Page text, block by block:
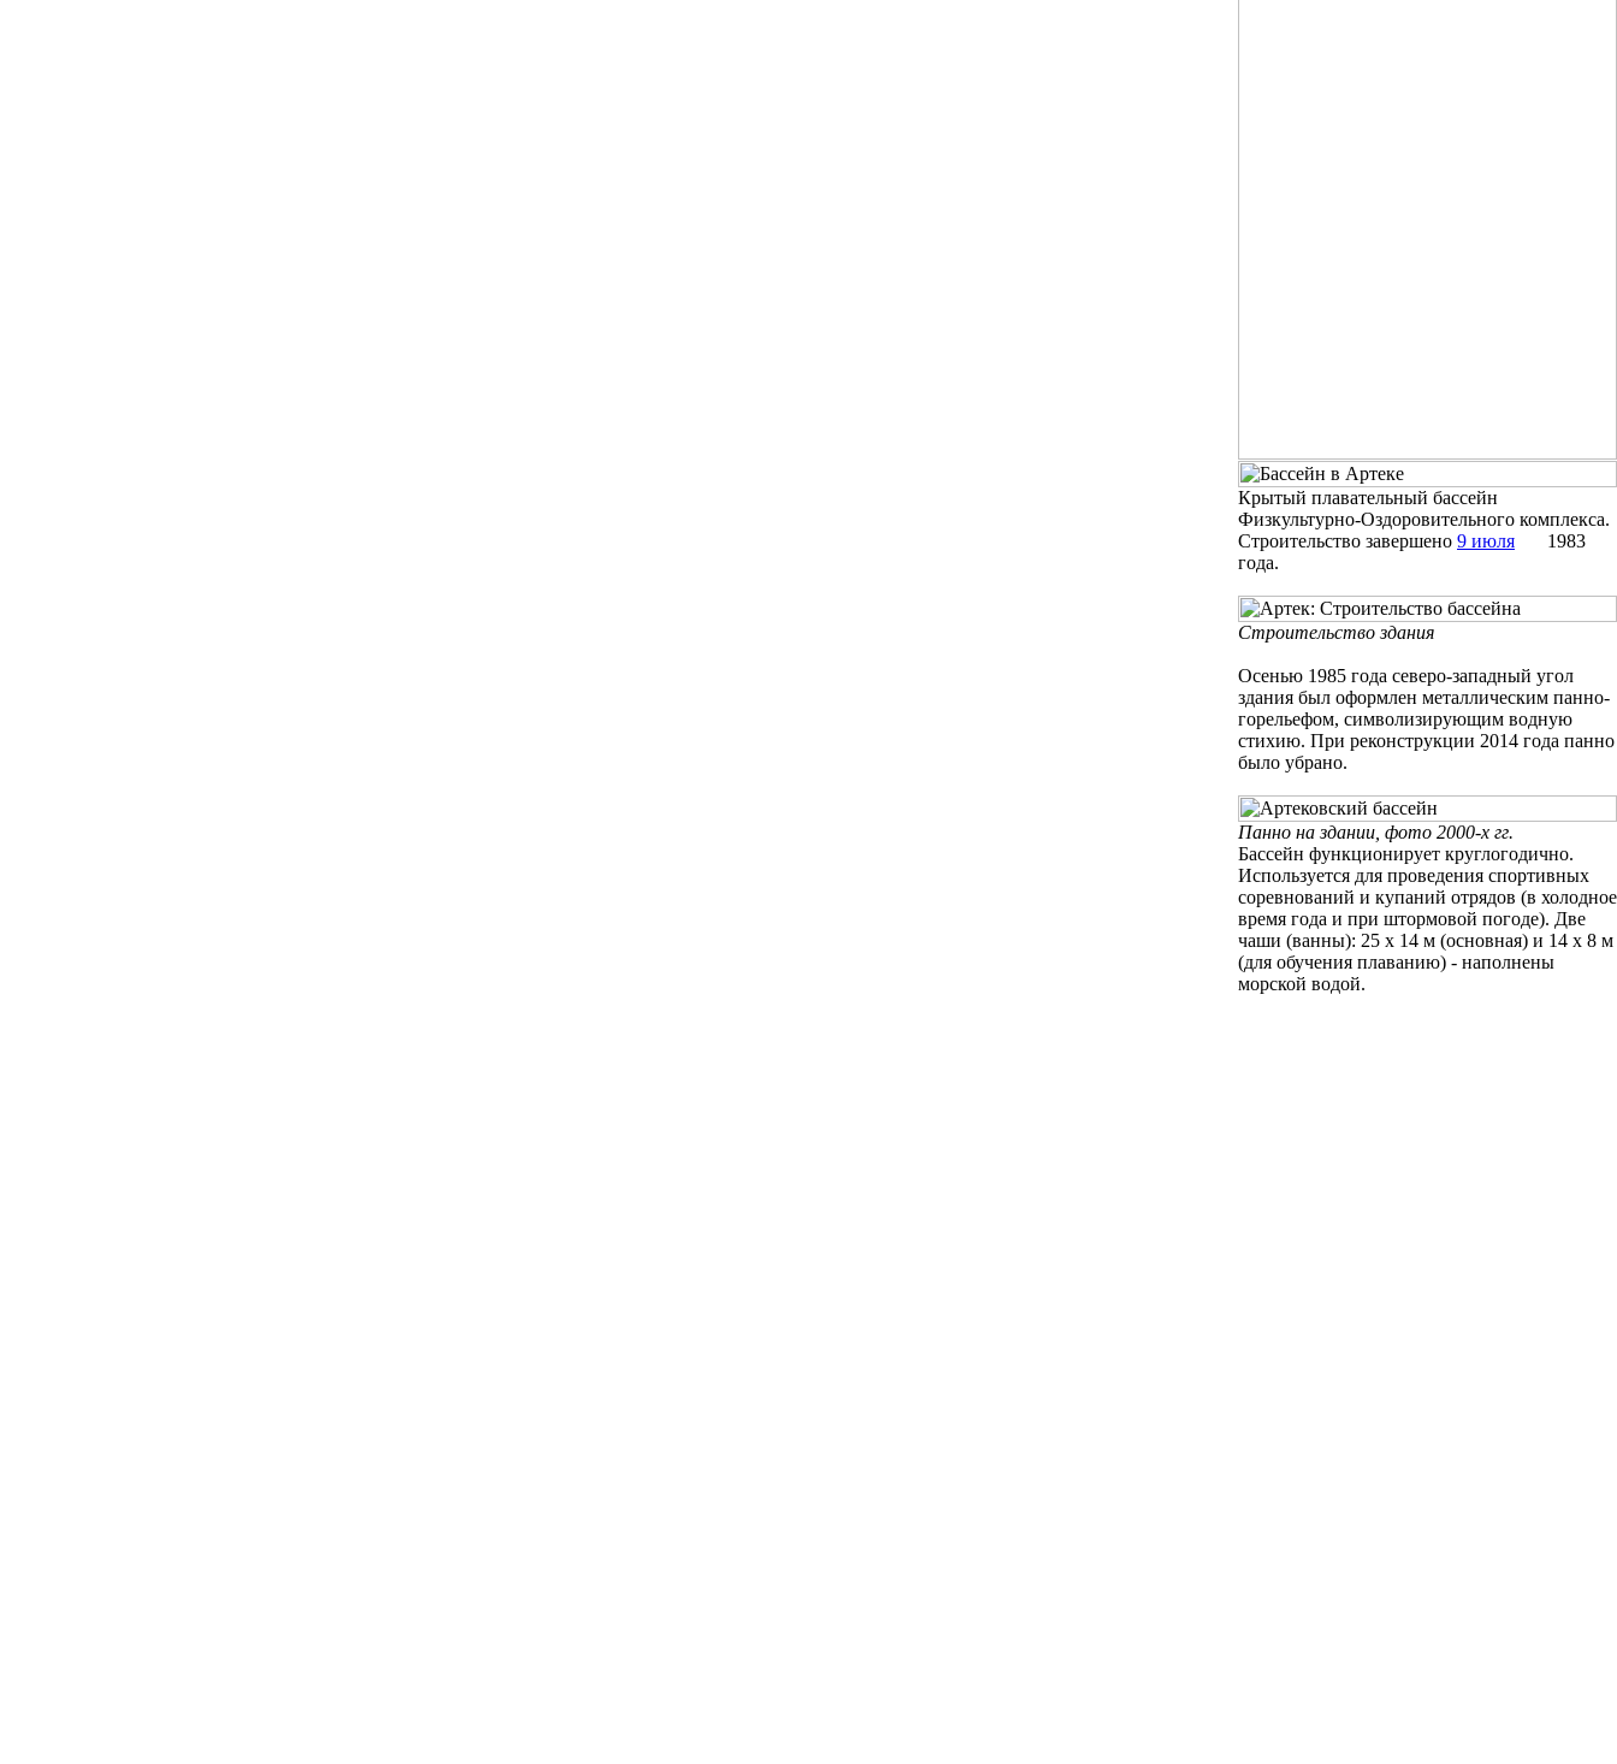
Крытый плавательный бассейн
Физкультурно-Оздоровительного комплекса.
Строительство завершено 9 июля
1983
года.
Строительство здания
Осенью 1985 года северо-западный угол
здания был оформлен металлическим панно-
горельефом, символизирующим водную
стихию. При реконструкции 2014 года панно
было убрано.
Панно на здании, фото 2000-х гг.
Бассейн функционирует круглогодично.
Используется для проведения спортивных
соревнований и купаний отрядов (в холодное
время года и при штормовой погоде). Две
чаши (ванны): 25 х 14 м (основная) и 14 х 8 м
(для обучения плаванию) - наполнены
морской водой.